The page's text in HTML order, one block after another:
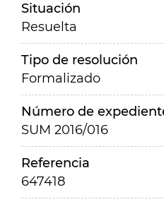
Situación
Resuelta
Tipo de resolución
Formalizado
Número de
SUM 2016/016
Referencia
647418